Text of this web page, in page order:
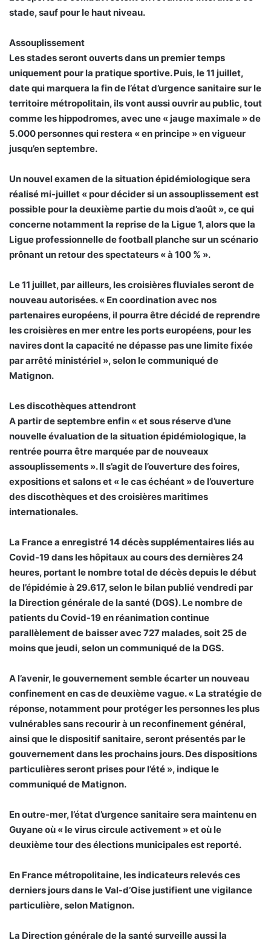
stade, sauf pour le haut niveau.
Assouplissement
Les stades seront ouverts dans un premier temps
uniquement pour la pratique sportive. Puis, le 11 juillet,
date qui marquera la fin de l’état d’urgence sanitaire sur le
territoire métropolitain, ils vont aussi ouvrir au public, tout
comme les hippodromes, avec une « jauge maximale » de
5.000 personnes qui restera « en principe » en vigueur
jusqu’en septembre.
Un nouvel examen de la situation épidémiologique sera
réalisé mi-juillet « pour décider si un assouplissement est
possible pour la deuxième partie du mois d’août », ce qui
concerne notamment la reprise de la Ligue 1, alors que la
Ligue professionnelle de football planche sur un scénario
prônant un retour des spectateurs « à 100 % ».
Le 11 juillet, par ailleurs, les croisières fluviales seront de
nouveau autorisées. « En coordination avec nos
partenaires européens, il pourra être décidé de reprendre
les croisières en mer entre les ports européens, pour les
navires dont la capacité ne dépasse pas une limite fixée
par arrêté ministériel », selon le communiqué de
Matignon.
Les discothèques attendront
A partir de septembre enfin « et sous réserve d’une
nouvelle évaluation de la situation épidémiologique, la
rentrée pourra être marquée par de nouveaux
assouplissements ». Il s’agit de l’ouverture des foires,
expositions et salons et « le cas échéant » de l’ouverture
des discothèques et des croisières maritimes
internationales.
La France a enregistré 14 décès supplémentaires liés au
Covid-19 dans les hôpitaux au cours des dernières 24
heures, portant le nombre total de décès depuis le début
de l’épidémie à 29.617, selon le bilan publié vendredi par
la Direction générale de la santé (DGS). Le nombre de
patients du Covid-19 en réanimation continue
parallèlement de baisser avec 727 malades, soit 25 de
moins que jeudi, selon un communiqué de la DGS.
A l’avenir, le gouvernement semble écarter un nouveau
confinement en cas de deuxième vague. « La stratégie de
réponse, notamment pour protéger les personnes les plus
vulnérables sans recourir à un reconfinement général,
ainsi que le dispositif sanitaire, seront présentés par le
gouvernement dans les prochains jours. Des dispositions
particulières seront prises pour l’été », indique le
communiqué de Matignon.
En outre-mer, l’état d’urgence sanitaire sera maintenu en
Guyane où « le virus circule activement » et où le
deuxième tour des élections municipales est reporté.
En France métropolitaine, les indicateurs relevés ces
derniers jours dans le Val-d’Oise justifient une vigilance
particulière, selon Matignon.
La Direction générale de la santé surveille aussi la